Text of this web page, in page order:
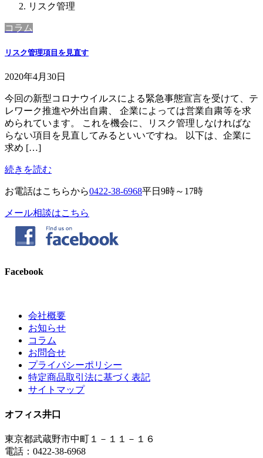
リスク管理
コラム
リスク管理項目を見直す
2020年4月30日
今回の新型コロナウイルスによる緊急事態宣言を受けて、テ
レワーク推進や外出自粛、 企業によっては営業自粛等を求
められています。 これを機会に、リスク管理しなければな
らない項目を見直してみるといいですね。 以下は、企業に
求め […]
続きを読む
お電話はこちらから0422-38-6968平日9時～17時
メール相談はこちら
Facebook
会社概要
お知らせ
コラム
お問合せ
プライバシーポリシー
特定商品取引法に基づく表記
サイトマップ
オフィス井口
東京都武蔵野市中町１－１１－１６
電話：0422-38-6968